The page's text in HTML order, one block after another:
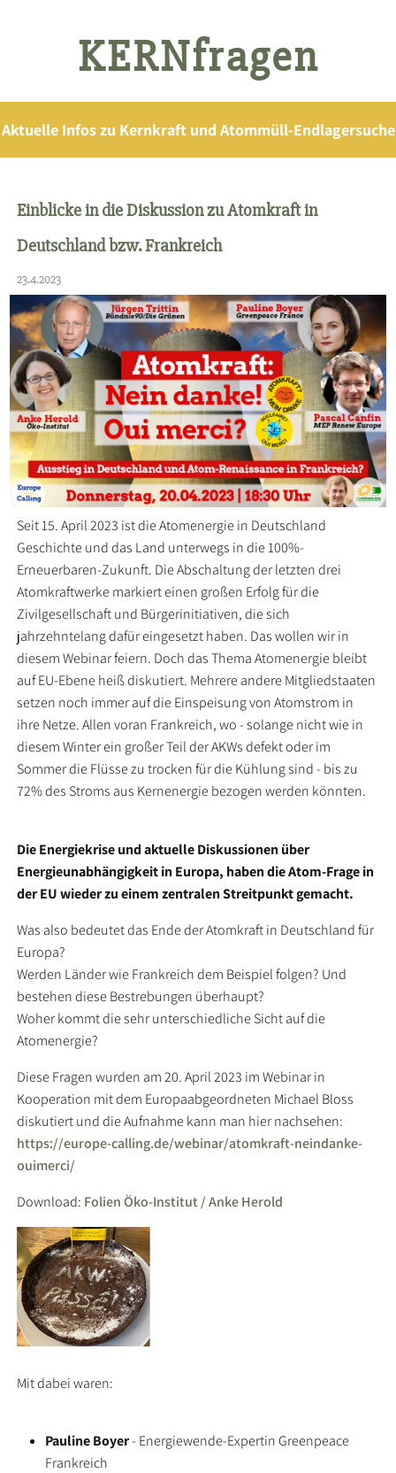
KERNfragen
Aktuelle Infos zu Kernkraft und Atommüll-Endlagersuche
Einblicke in die Diskussion zu Atomkraft in
Deutschland bzw. Frankreich
23.4.2023
Seit 15. April 2023 ist die Atomenergie in Deutschland
Geschichte und das Land unterwegs in die 100%-
Erneuerbaren-Zukunft. Die Abschaltung der letzten drei
Atomkraftwerke markiert einen großen Erfolg für die
Zivilgesellschaft und Bürgerinitiativen, die sich
jahrzehntelang dafür eingesetzt haben. Das wollen wir in
diesem Webinar feiern. Doch das Thema Atomenergie bleibt
auf EU-Ebene heiß diskutiert. Mehrere andere Mitgliedstaaten
setzen noch immer auf die Einspeisung von Atomstrom in
ihre Netze. Allen voran Frankreich, wo - solange nicht wie in
diesem Winter ein großer Teil der AKWs defekt oder im
Sommer die Flüsse zu trocken für die Kühlung sind - bis zu
72% des Stroms aus Kernenergie bezogen werden könnten.
Die Energiekrise und aktuelle Diskussionen über
Energieunabhängigkeit in Europa, haben die Atom-Frage in
der EU wieder zu einem zentralen Streitpunkt gemacht.
Was also bedeutet das Ende der Atomkraft in Deutschland für
Europa?
Werden Länder wie Frankreich dem Beispiel folgen? Und
bestehen diese Bestrebungen überhaupt?
Woher kommt die sehr unterschiedliche Sicht auf die
Atomenergie?
Diese Fragen wurden am 20. April 2023 im Webinar in
Kooperation mit dem Europaabgeordneten Michael Bloss
diskutiert und die Aufnahme kann man hier nachsehen:
https://europe-calling.de/webinar/atomkraft-neindanke-
ouimerci/
Download: Folien Öko-Institut / Anke Herold
Mit dabei waren:
Pauline Boyer- Energiewende-Expertin Greenpeace
Frankreich